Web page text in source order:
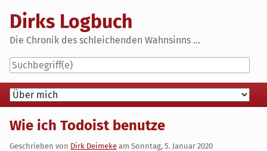
content
Dirks Logbuch
Die Chronik des schleichenden Wahnsinns ...
Navigation
Wie ich Todoist benutze
Geschrieben von Dirk Deimeke am Sonntag, 5. Januar 2020